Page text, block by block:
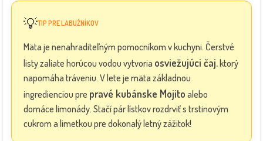
💡TIP PRE LABUŽNÍKOV
Mäta je nenahraditeľným pomocníkom v kuchyni. Čerstvé
listy zaliate horúcou vodou vytvoria osviežujúci čaj, ktorý
napomáha tráveniu. V lete je mäta základnou
ingredienciou pre pravé kubánske Mojito alebo
domáce limonády. Stačí pár lístkov rozdrviť s trstinovým
cukrom a limetkou pre dokonalý letný zážitok!